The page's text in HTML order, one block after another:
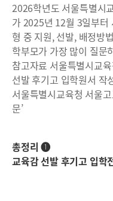
2026학년도 서울특별시
가 2025년 12월 3일부터
형 중 지원, 선발, 배정방
학부모가 가장 많이 질문
참고자료 서울특별시교
선발 후기고 입학원서 작
서울특별시교육청 서울
문’
총정리 ❶
교육감 선발 후기고 입학